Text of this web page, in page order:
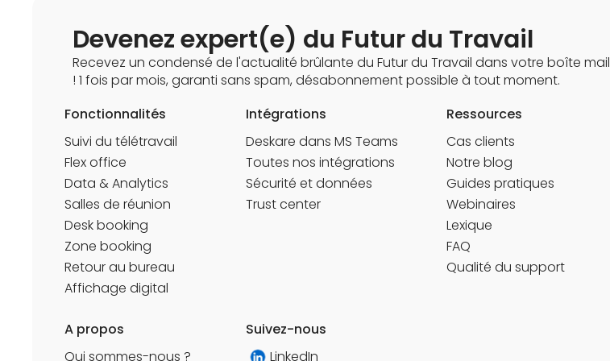
Devenez expert(e) du Futur du Travail
Recevez un condensé de l'actualité brûlante du Futur du Travail dans votre boîte mail
! 1 fois par mois, garanti sans spam, désabonnement possible à tout moment.
Fonctionnalités
Suivi du télétravail
Flex office
Data & Analytics
Salles de réunion
Desk booking
Zone booking
Retour au bureau
Affichage digital
Intégrations
Deskare dans MS Teams
Toutes nos intégrations
Sécurité et données
Trust center
Ressources
Cas clients
Notre blog
Guides pratiques
Webinaires
Lexique
FAQ
Qualité du support
A propos
Qui sommes-nous ?
Suivez-nous
LinkedIn